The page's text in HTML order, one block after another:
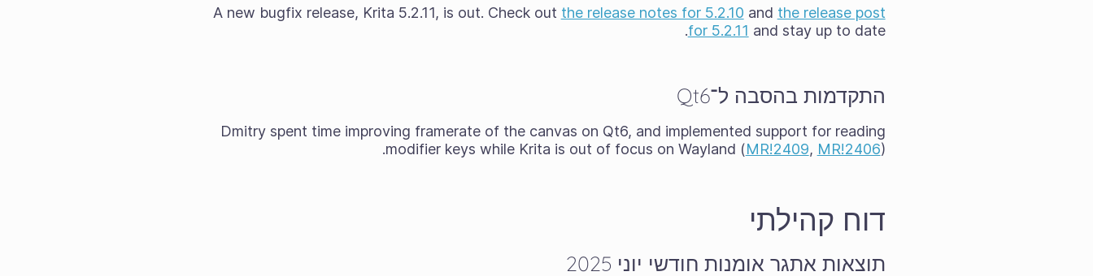
A new bugfix release, Krita 5.2.11, is out. Check out the release notes for 5.2.10 and the release post
for 5.2.11 and stay up to date.
התקדמות בהסבה ל־Qt6
Dmitry spent time improving framerate of the canvas on Qt6, and implemented support for reading
modifier keys while Krita is out of focus on Wayland (MR!2409, MR!2406).
דוח קהילתי
תוצאות אתגר אומנות חודשי יוני 2025